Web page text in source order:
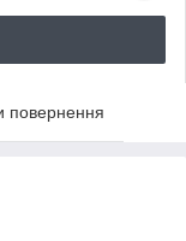
повернення